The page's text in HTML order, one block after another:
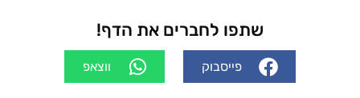
שתפו לחברים את הדף!
פייסבוק ווצאפ